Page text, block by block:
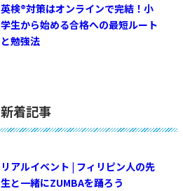
英検®対策はオンラインで完結！小
学生から始める合格への最短ルート
と勉強法
新着記事
リアルイベント | フィリピン人の先
生と一緒にZUMBAを踊ろう